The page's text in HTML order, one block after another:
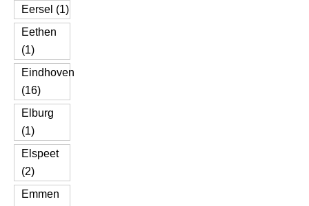
Eersel (1)
Eethen
(1)
Eindhoven
(16)
Elburg
(1)
Elspeet
(2)
Emmen